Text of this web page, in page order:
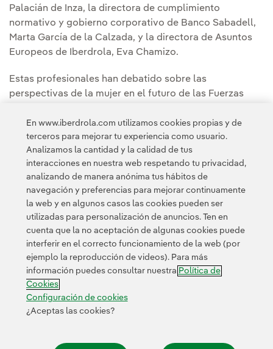
Palacián de Inza, la directora de cumplimiento
normativo y gobierno corporativo de Banco Sabadell,
Marta García de la Calzada, y la directora de Asuntos
Europeos de Iberdrola, Eva Chamizo.
Estas profesionales han debatido sobre las
perspectivas de la mujer en el futuro de las Fuerzas
capacidad y eficacia de la mujer en el mundo
empresarial y, para terminar, han analizado el caso de
Iberdrola, como ejemplo de política específica en el
sector privado.
Contacta Clientes Política de Privacidad Información legal
Transparencia en el uso de la IA Política de cookies
Configuración de cookies Accesibilidad
En www.iberdrola.com utilizamos cookies propias y de
terceros para mejorar tu experiencia como usuario.
Analizamos la cantidad y la calidad de tus
interacciones en nuestra web respetando tu privacidad,
analizando de manera anónima tus hábitos de
navegación y preferencias para mejorar continuamente
la web y en algunos casos las cookies pueden ser
utilizadas para personalización de anuncios. Ten en
cuenta que la no aceptación de algunas cookies puede
interferir en el correcto funcionamiento de la web (por
ejemplo la reproducción de videos). Para más
información puedes consultar nuestra Política de
Cookies
Configuración de cookies
¿Aceptas las cookies?